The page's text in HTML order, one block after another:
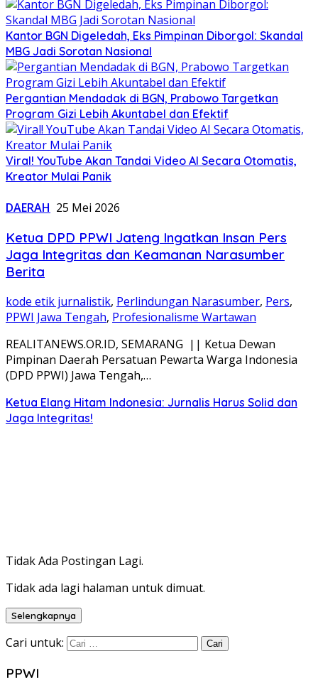
Kantor BGN Digeledah, Eks Pimpinan Diborgol: Skandal
MBG Jadi Sorotan Nasional
Pergantian Mendadak di BGN, Prabowo Targetkan
Program Gizi Lebih Akuntabel dan Efektif
Viral! YouTube Akan Tandai Video AI Secara Otomatis,
Kreator Mulai Panik
DAERAH 25 Mei 2026
Ketua DPD PPWI Jateng Ingatkan Insan Pers
Jaga Integritas dan Keamanan Narasumber
Berita
kode etik jurnalistik, Perlindungan Narasumber, Pers,
PPWI Jawa Tengah, Profesionalisme Wartawan
REALITANEWS.OR.ID, SEMARANG || Ketua Dewan
Pimpinan Daerah Persatuan Pewarta Warga Indonesia
(DPD PPWI) Jawa Tengah,…
Ketua Elang Hitam Indonesia: Jurnalis Harus Solid dan
Jaga Integritas!
Tidak Ada Postingan Lagi.
Tidak ada lagi halaman untuk dimuat.
Selengkapnya
Cari untuk:
PPWI